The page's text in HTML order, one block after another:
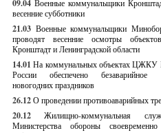
09.04 Военные коммунальщики
весенние субботники
21.03 Военные коммунальщики
проводят весенние осмотры
Кронштадт и Ленинградской области
14.01 На коммунальных объектах
России обеспечено безаварийное
новогодних праздников
26.12О проведении противоаварийных
20.12
Жилищно-коммунальная
Министерства обороны своевременно